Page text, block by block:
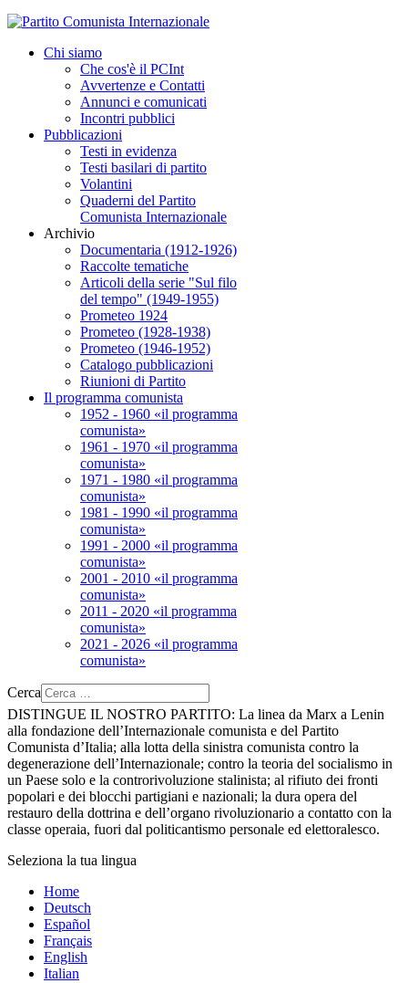
Chi siamo
Che cos'è il PCInt
Avvertenze e Contatti
Annunci e comunicati
Incontri pubblici
Pubblicazioni
Testi in evidenza
Testi basilari di partito
Volantini
Quaderni del Partito
Comunista Internazionale
Archivio
Documentaria (1912-1926)
Raccolte tematiche
Articoli della serie "Sul filo
del tempo" (1949-1955)
Prometeo 1924
Prometeo (1928-1938)
Prometeo (1946-1952)
Catalogo pubblicazioni
Riunioni di Partito
Il programma comunista
1952 - 1960 «il programma
comunista»
1961 - 1970 «il programma
comunista»
1971 - 1980 «il programma
comunista»
1981 - 1990 «il programma
comunista»
1991 - 2000 «il programma
comunista»
2001 - 2010 «il programma
comunista»
2011 - 2020 «il programma
comunista»
2021 - 2026 «il programma
comunista»
Cerca
DISTINGUE IL NOSTRO PARTITO: La linea da Marx a Lenin
alla fondazione dell’Internazionale comunista e del Partito
Comunista d’Italia; alla lotta della sinistra comunista contro la
degenerazione dell’Internazionale; contro la teoria del socialismo in
un Paese solo e la controrivoluzione stalinista; al rifiuto dei fronti
popolari e dei blocchi partigiani e nazionali; la dura opera del
restauro della dottrina e dell’organo rivoluzionario a contatto con la
classe operaia, fuori dal politicantismo personale ed elettoralesco.
Seleziona la tua lingua
Home
Deutsch
Español
Français
English
Italian